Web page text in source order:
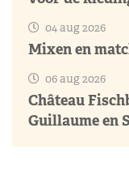
04 aug 2026
Mixen en
06 aug 2026
Château
Guillaume en